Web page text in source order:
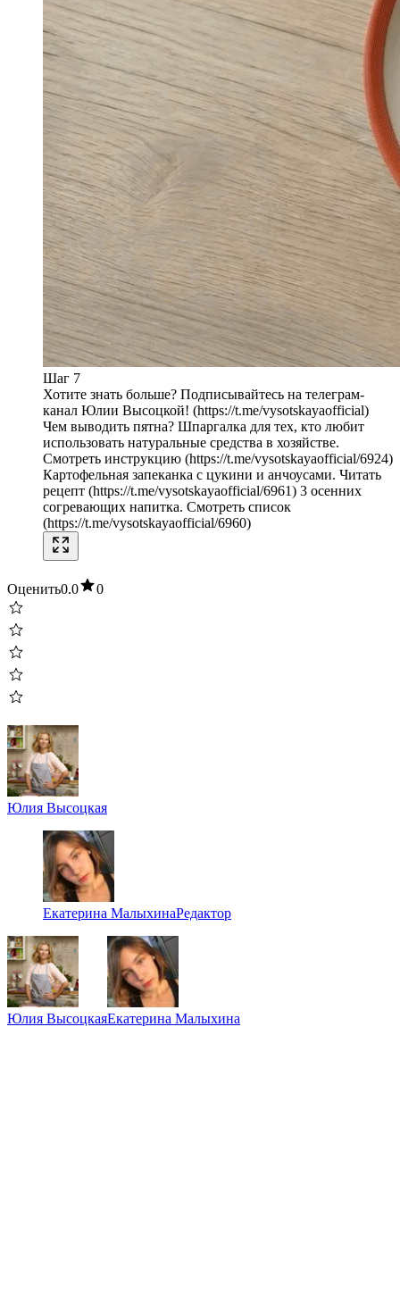
Шаг 7
Хотите знать больше? Подписывайтесь на телеграм-
канал Юлии Высоцкой! (https://t.me/vysotskayaofficial)
Чем выводить пятна? Шпаргалка для тех, кто любит
использовать натуральные средства в хозяйстве.
Смотреть инструкцию (https://t.me/vysotskayaofficial/6924)
Картофельная запеканка с цукини и анчоусами. Читать
рецепт (https://t.me/vysotskayaofficial/6961) 3 осенних
согревающих напитка. Смотреть список
(https://t.me/vysotskayaofficial/6960)
Оценить0.0 0
Юлия Высоцкая
Екатерина МалыхинаРедактор
Юлия ВысоцкаяЕкатерина Малыхина